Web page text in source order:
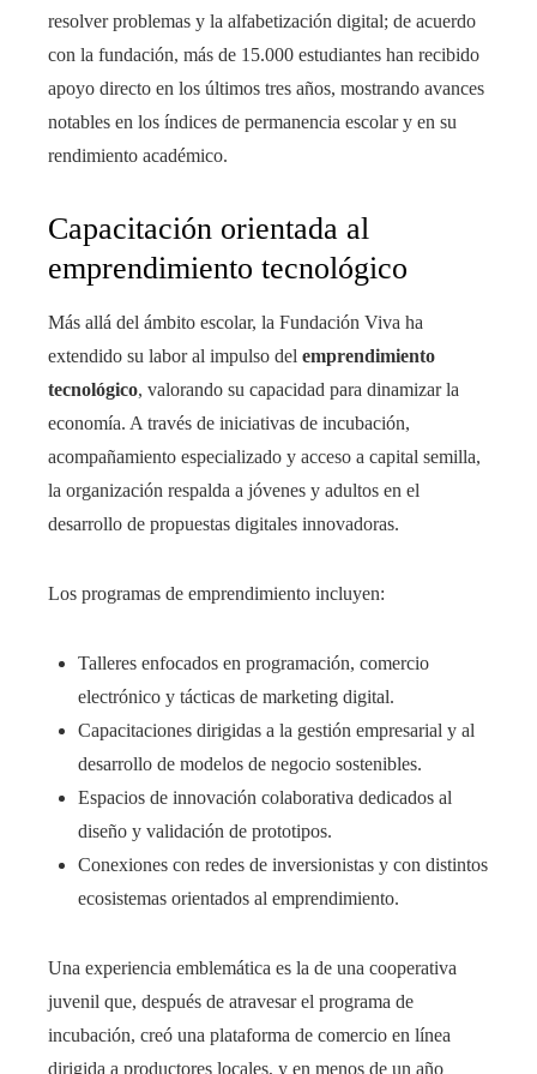
resolver problemas y la alfabetización digital; de acuerdo
con la fundación, más de 15.000 estudiantes han recibido
apoyo directo en los últimos tres años, mostrando avances
notables en los índices de permanencia escolar y en su
rendimiento académico.
Capacitación orientada al
emprendimiento tecnológico
Más allá del ámbito escolar, la Fundación Viva ha
extendido su labor al impulso del emprendimiento
tecnológico, valorando su capacidad para dinamizar la
economía. A través de iniciativas de incubación,
acompañamiento especializado y acceso a capital semilla,
la organización respalda a jóvenes y adultos en el
desarrollo de propuestas digitales innovadoras.
Los programas de emprendimiento incluyen:
Talleres enfocados en programación, comercio
electrónico y tácticas de marketing digital.
Capacitaciones dirigidas a la gestión empresarial y al
desarrollo de modelos de negocio sostenibles.
Espacios de innovación colaborativa dedicados al
diseño y validación de prototipos.
Conexiones con redes de inversionistas y con distintos
ecosistemas orientados al emprendimiento.
Una experiencia emblemática es la de una cooperativa
juvenil que, después de atravesar el programa de
incubación, creó una plataforma de comercio en línea
dirigida a productores locales, y en menos de un año